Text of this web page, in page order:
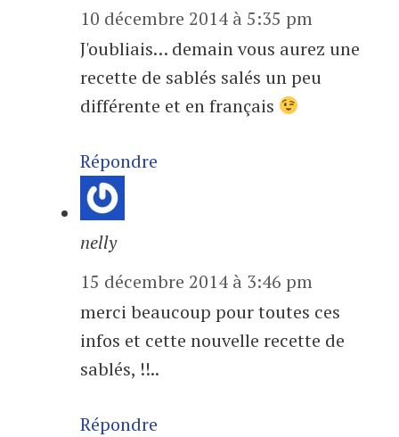
10 décembre 2014 à 5:35 pm
J'oubliais… demain vous aurez une
recette de sablés salés un peu
différente et en français
Répondre
nelly
15 décembre 2014 à 3:46 pm
merci beaucoup pour toutes ces
infos et cette nouvelle recette de
sablés, !!..
Répondre